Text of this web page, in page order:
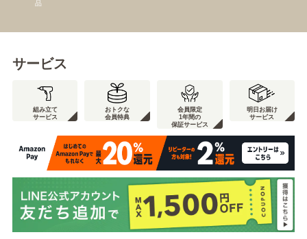
品
サービス
組み立て
サービス
おトクな
会員特典
会員限定
1年間の
保証サービス
明日お届け
サービス